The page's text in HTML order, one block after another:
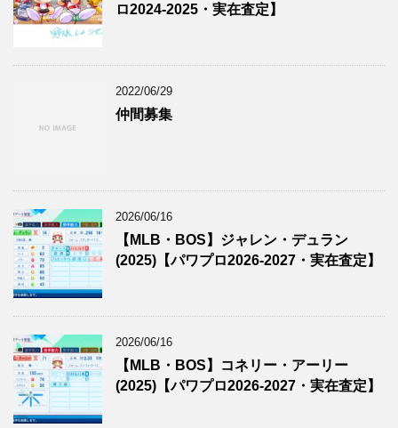
ロ2024-2025・実在査定】
2022/06/29
仲間募集
2026/06/16
【MLB・BOS】ジャレン・デュラン
(2025)【パワプロ2026-2027・実在査定】
2026/06/16
【MLB・BOS】コネリー・アーリー
(2025)【パワプロ2026-2027・実在査定】